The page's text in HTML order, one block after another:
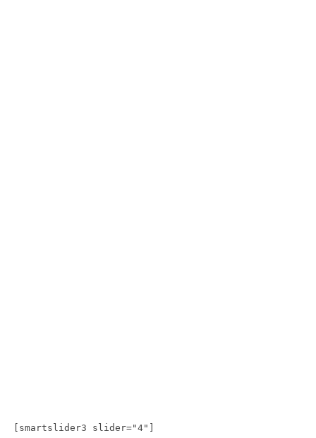
[smartslider3 slider="4"]